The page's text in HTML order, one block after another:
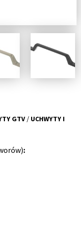
GTV/ UCHWYTY I
: